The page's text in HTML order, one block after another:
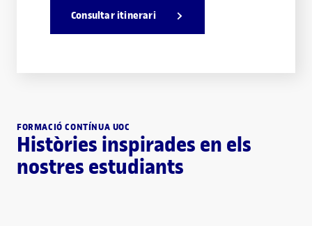
Consultar itinerari
FORMACIÓ CONTÍNUA UOC
Històries inspirades en els
nostres estudiants